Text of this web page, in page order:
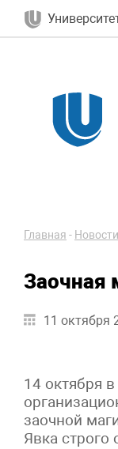
Главная - Новости
Заочная
11 октября
14 октября
заочной
Явка строго